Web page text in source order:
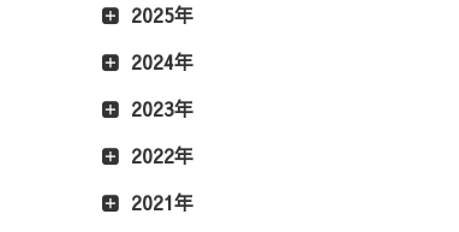
2025年
2024年
2023年
2022年
2021年